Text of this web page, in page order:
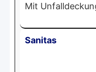
Mit
Sanitas